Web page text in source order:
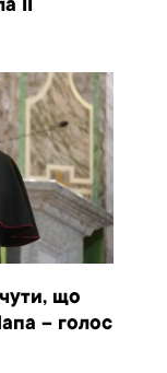
II
що
– голос